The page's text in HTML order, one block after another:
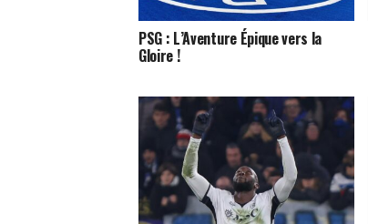
PSG : L’Aventure Épique vers la
Gloire !